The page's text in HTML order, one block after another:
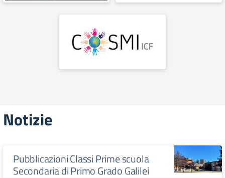
Notizie
Pubblicazioni Classi Prime scuola
Secondaria di Primo Grado Galilei